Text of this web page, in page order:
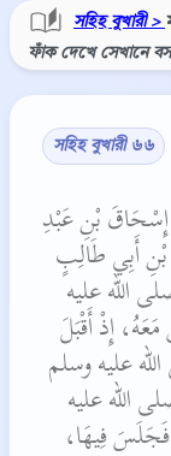
সহিহ বুখারী >
ফাঁক দেখে সেখানে
সহিহ বুখারী ৬৬
بْنِ عَبْدِ
بْنِ أَبِي طَالِبٍ
الله عليه
إِذْ أَقْبَلَ
عليه وسلم
الله عليه
فِيهَا،